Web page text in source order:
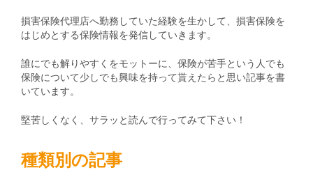
損害保険代理店へ勤務していた経験を生かして、損害保険を
はじめとする保険情報を発信していきます。
誰にでも解りやすくをモットーに、保険が苦手という人でも
保険について少しでも興味を持って貰えたらと思い記事を書
いています。
堅苦しくなく、サラッと読んで行ってみて下さい！
種類別の記事